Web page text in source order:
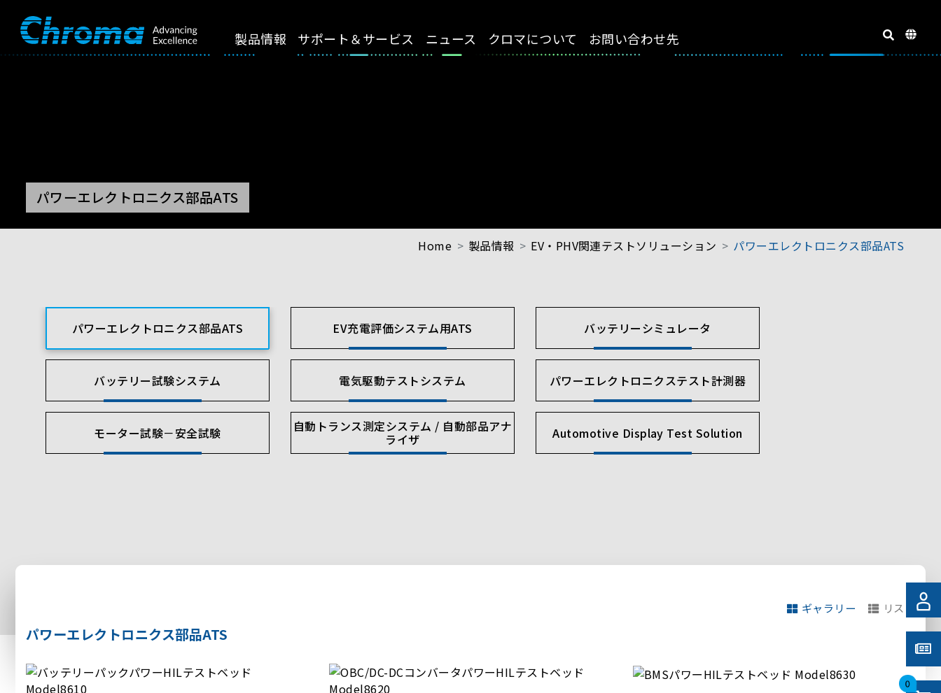
製品情報 サポート＆サービス ニュース クロマについて お問い合わせ先
0
パワーエレクトロニクス部品ATS
Home 製品情報 EV・PHV関連テストソリューション パワーエレクトロニクス部品ATS
パワーエレクトロニクス部品ATS EV充電評価システム用ATS バッテリーシミュレータ
バッテリー試験システム 電気駆動テストシステム パワーエレクトロニクステスト計測器
モーター試験－安全試験 自動トランス測定システム / 自動部品アナ
ライザ Automotive Display Test Solution
ギャラリー リスト
パワーエレクトロニクス部品ATS